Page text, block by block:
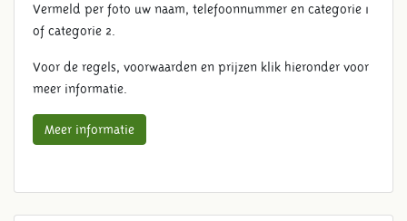
Vermeld per foto uw naam, telefoonnummer en categorie 1
of categorie 2.
Voor de regels, voorwaarden en prijzen klik hieronder voor
meer informatie.
Meer informatie